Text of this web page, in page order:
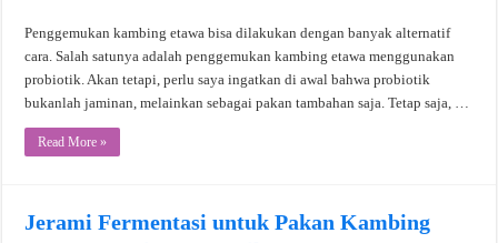
Penggemukan kambing etawa bisa dilakukan dengan banyak alternatif
cara. Salah satunya adalah penggemukan kambing etawa menggunakan
probiotik. Akan tetapi, perlu saya ingatkan di awal bahwa probiotik
bukanlah jaminan, melainkan sebagai pakan tambahan saja. Tetap saja, …
Read More »
Jerami Fermentasi untuk Pakan Kambing